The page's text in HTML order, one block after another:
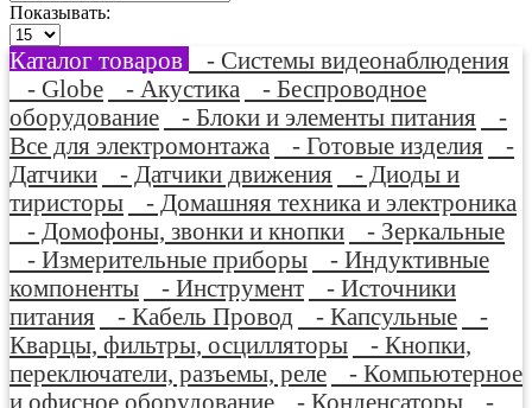
Показывать:
Каталог товаров
- Системы видеонаблюдения
- Globe
- Акустика
- Беспроводное
оборудование
- Блоки и элементы питания
-
Все для электромонтажа
- Готовые изделия
-
Датчики
- Датчики движения
- Диоды и
тиристоры
- Домашняя техника и электроника
- Домофоны, звонки и кнопки
- Зеркальные
- Измерительные приборы
- Индуктивные
компоненты
- Инструмент
- Источники
питания
- Кабель Провод - Капсульные
-
Кварцы, фильтры, осцилляторы
- Кнопки,
переключатели, разъемы, реле
- Компьютерное
и офисное оборудование
- Конденсаторы
-